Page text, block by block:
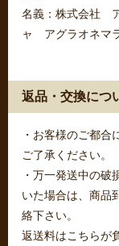
名義：株式会社
ャ アグラオネマ
返品・交換につ
・お客様のご都合
ご了承ください。
・万一発送中の破
いた場合は、商品
絡下さい。
返送料はこちらが